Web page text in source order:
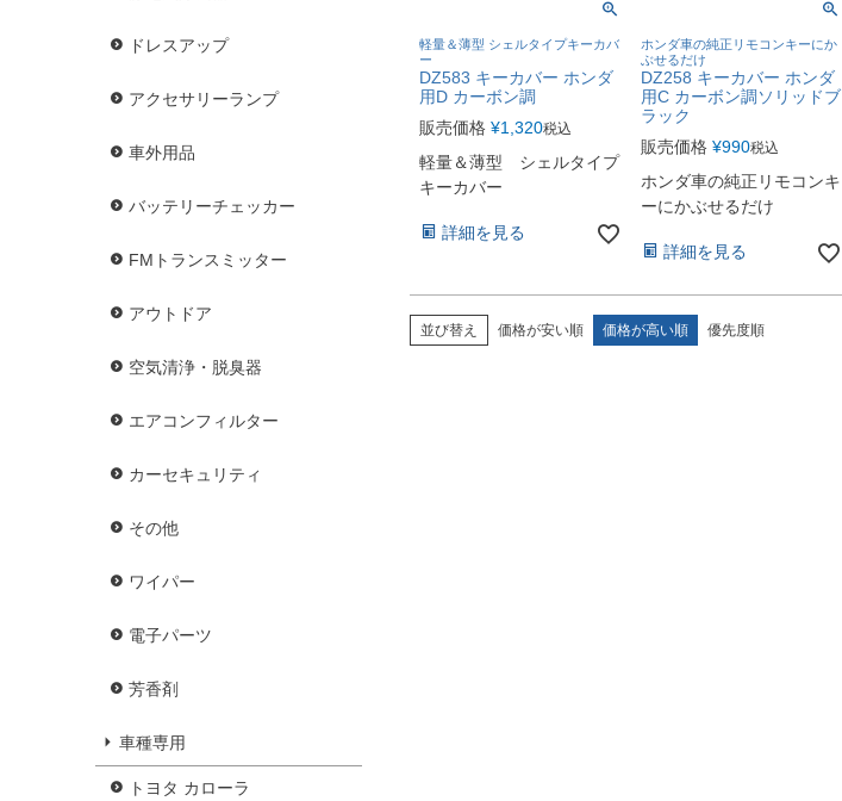
ドレスアップ
アクセサリーランプ
車外用品
バッテリーチェッカー
FMトランスミッター
アウトドア
空気清浄・脱臭器
エアコンフィルター
カーセキュリティ
その他
ワイパー
電子パーツ
芳香剤
車種専用
トヨタ カローラ
軽量＆薄型 シェルタイプキーカバ
ー
DZ583 キーカバー ホンダ
用D カーボン調
販売価格 ¥1,320税込
軽量＆薄型 シェルタイプ
キーカバー
詳細を見る
ホンダ車の純正リモコンキーにか
ぶせるだけ
DZ258 キーカバー ホンダ
用C カーボン調ソリッドブ
ラック
販売価格 ¥990税込
ホンダ車の純正リモコンキ
ーにかぶせるだけ
詳細を見る
並び替え 価格が安い順 価格が高い順 優先度順